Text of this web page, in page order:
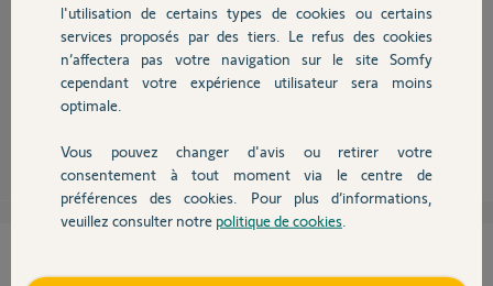
Autres produits
Devis avec un pro
Contact
Bonjour,
C'est normal.
L'activation des sirène lors d'un appel SOS peut être activé ou non.
Ca se paramètre... au clavier ou sur l'interface internet...
l'utilisation de certains types de cookies ou certains
services proposés par des tiers. Le refus des cookies
n’affectera pas votre navigation sur le site Somfy
cependant votre expérience utilisateur sera moins
optimale.
Vous pouvez changer d'avis ou retirer votre
consentement à tout moment via le centre de
préférences des cookies. Pour plus d’informations,
veuillez consulter notre politique de cookies